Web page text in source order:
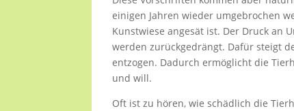
einigen Jahren wieder umgebrochen
Kunstwiese angesät ist. Der Druck an
werden zurückgedrängt. Dafür steigt
entzogen. Dadurch ermöglicht die
und will.
Oft ist zu hören, wie schädlich die